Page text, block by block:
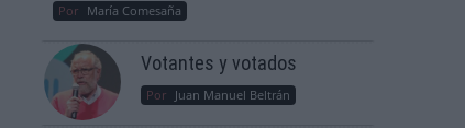
Por María Comesaña
Votantes y votados
Por Juan Manuel Beltrán